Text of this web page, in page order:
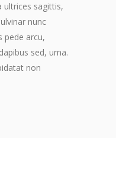
ultrices sagittis,
nunc
pede arcu,
sed, urna.
non